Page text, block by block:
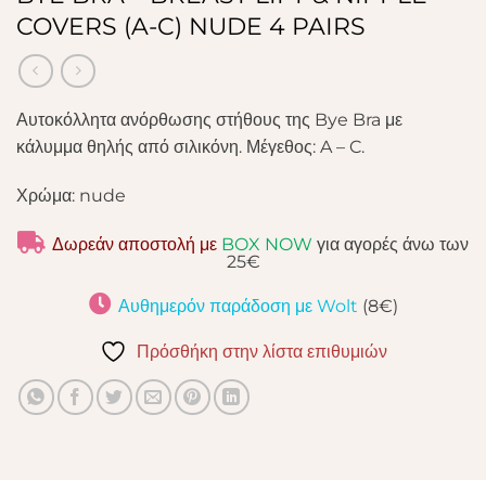
COVERS (A-C) NUDE 4 PAIRS
Αυτοκόλλητα ανόρθωσης στήθους της Bye Bra με
κάλυμμα θηλής από σιλικόνη. Μέγεθος: A – C.
Χρώμα: nude
Δωρεάν αποστολή με BOX NOW για αγορές άνω των
25€
Αυθημερόν παράδοση με Wolt (8€)
Πρόσθήκη στην λίστα επιθυμιών